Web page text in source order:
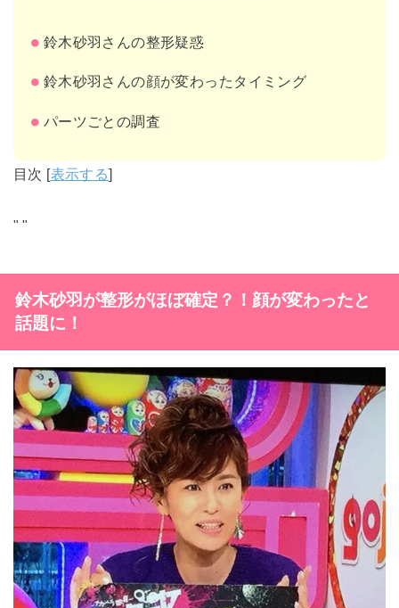
鈴木砂羽さんの整形疑惑
鈴木砂羽さんの顔が変わったタイミング
パーツごとの調査
目次 [表示する]
" "
鈴木砂羽が整形がほぼ確定？！顔が変わったと
話題に！